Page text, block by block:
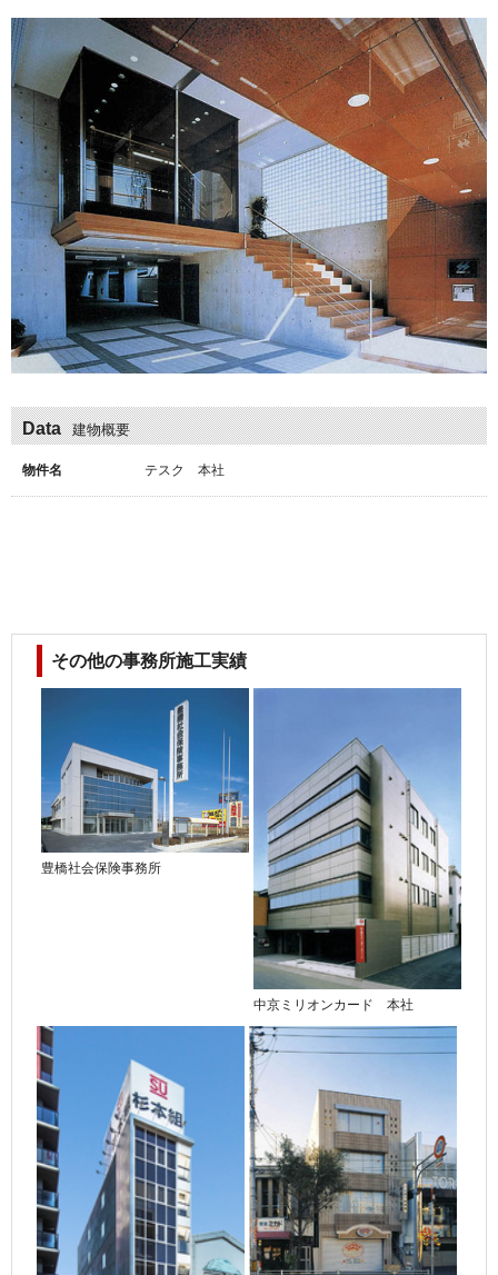
Data 建物概要
物件名 テスク 本社
その他の事務所施工実績
豊橋社会保険事務所
中京ミリオンカード 本社